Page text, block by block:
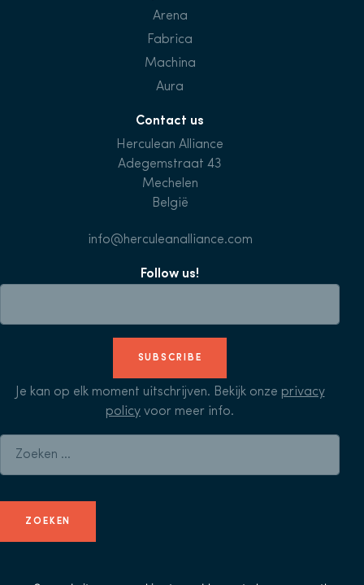
Arena
Fabrica
Machina
Aura
Contact us
Herculean Alliance
Adegemstraat 43
Mechelen
België
info@herculeanalliance.com
Follow us!
SUBSCRIBE
Je kan op elk moment uitschrijven. Bekijk onze privacy
policy voor meer info.